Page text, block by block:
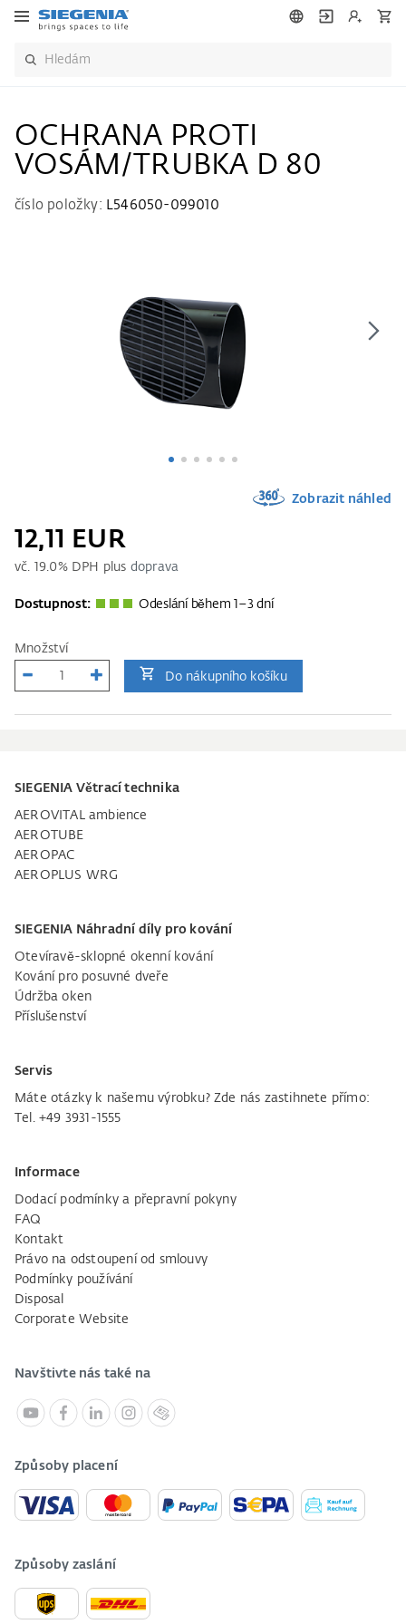
OCHRANA PROTI
VOSÁM/TRUBKA D 80
číslo položky: L546050-099010
Zobrazit náhled
12,11 EUR
vč. 19.0% DPH plus doprava
Dostupnost: Odeslání během 1–3 dní
Množství
Do nákupního košíku
SIEGENIA Větrací technika
AEROVITAL ambience
AEROTUBE
AEROPAC
AEROPLUS WRG
SIEGENIA Náhradní díly pro kování
Otevíravě-sklopné okenní kování
Kování pro posuvné dveře
Údržba oken
Příslušenství
Servis
Máte otázky k našemu výrobku? Zde nás zastihnete přímo:
Tel. +49 3931-1555
Informace
Dodací podmínky a přepravní pokyny
FAQ
Kontakt
Právo na odstoupení od smlouvy
Podmínky používání
Disposal
Corporate Website
Navštivte nás také na
Způsoby placení
Způsoby zaslání